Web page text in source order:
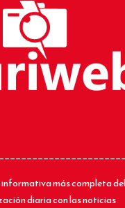
más completa del
diaria con las noticias